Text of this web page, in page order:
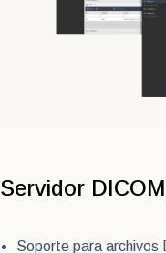
Servidor DICOM
Soporte para archivos